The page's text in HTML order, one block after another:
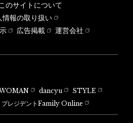
このサイトについて
情報の取り扱い
広告掲載
運営会社
dancyu
STYLE
プレジデントFamily Online